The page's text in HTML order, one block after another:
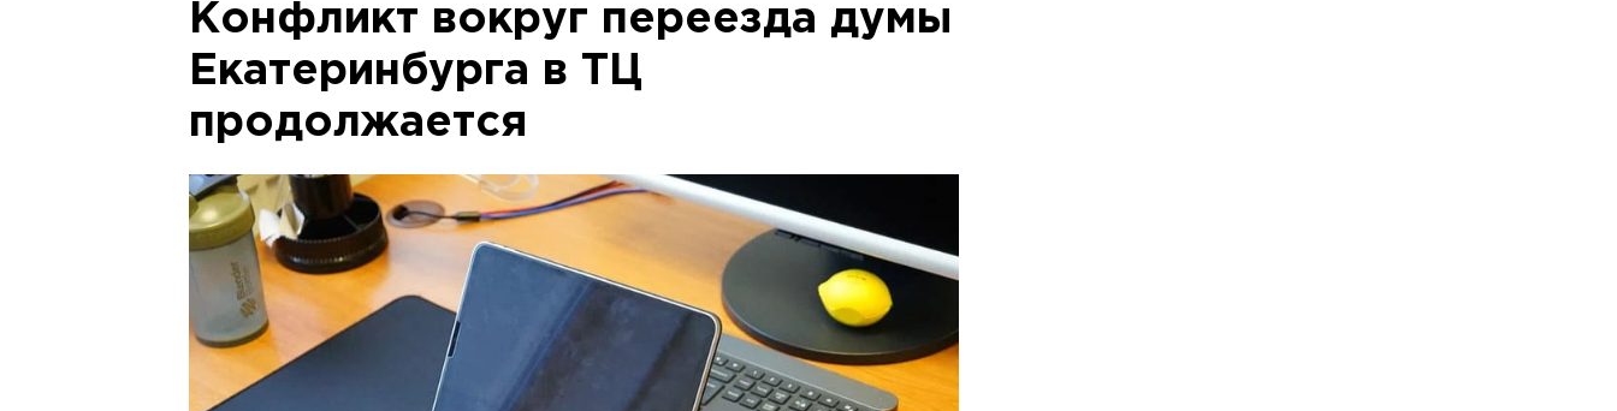
Конфликт вокруг переезда думы
Екатеринбурга в ТЦ
продолжается